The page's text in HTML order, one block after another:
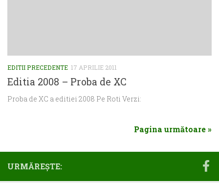
EDITII PRECEDENTE 17 APRILIE 2011
Editia 2008 – Proba de XC
Proba de XC a editiei 2008 Pe Roti Verzi:
Pagina următoare »
URMĂREȘTE: